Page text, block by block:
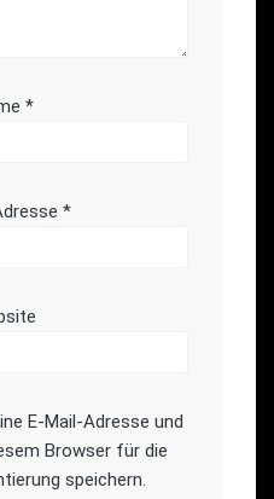
*
*
E-Mail-Adresse und
Browser für die
speichern.